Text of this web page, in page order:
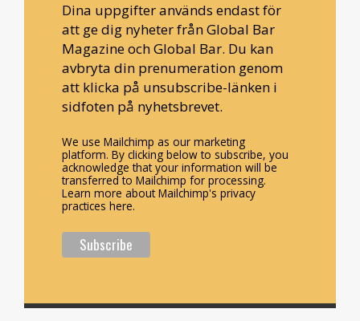
Dina uppgifter används endast för
att ge dig nyheter från Global Bar
Magazine och Global Bar. Du kan
avbryta din prenumeration genom
att klicka på unsubscribe-länken i
sidfoten på nyhetsbrevet.
We use Mailchimp as our marketing
platform. By clicking below to subscribe, you
acknowledge that your information will be
transferred to Mailchimp for processing.
Learn more about Mailchimp's privacy
practices here.